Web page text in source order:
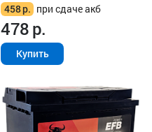
458р. при сдаче акб
478р.
Купить